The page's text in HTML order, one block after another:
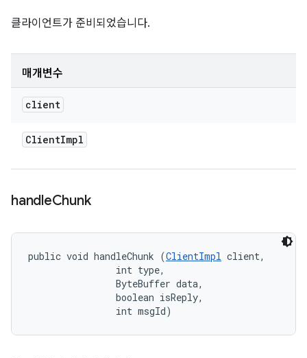
클라이언트가 준비되었습니다.
매개변수
client
ClientImpl
handleChunk
public void handleChunk (ClientImpl client,
                int type,
                ByteBuffer data,
                boolean isReply,
                int msgId)